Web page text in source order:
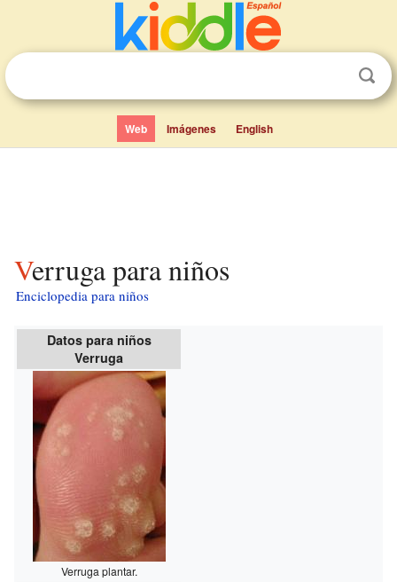
Web Imágenes English
Verruga para niños
Enciclopedia para niños
Datos para niños
Verruga
Verruga plantar.